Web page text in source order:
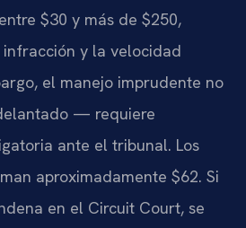
$30 y más de $250,
y la velocidad
el manejo imprudente no
— requiere
ante el tribunal. Los
aproximadamente $62. Si
en el Circuit Court, se